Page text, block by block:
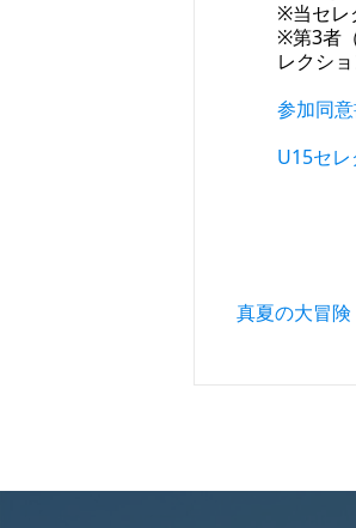
※当セレ
※第3者
レクシ
参加同
U15セ